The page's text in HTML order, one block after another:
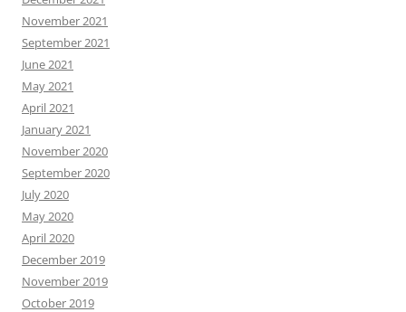
November 2021
September 2021
June 2021
May 2021
April 2021
January 2021
November 2020
September 2020
July 2020
May 2020
April 2020
December 2019
November 2019
October 2019